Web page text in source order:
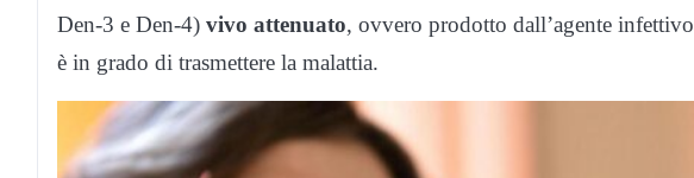
Den-3 e Den-4) vivo attenuato, ovvero prodotto dall’agente infettivo
è in grado di trasmettere la malattia.